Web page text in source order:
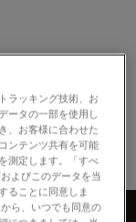
ラッキング技術、お
ータの一部を使用し
、お客様に合わせた
ンテンツ共有を可能
測定します。「すべ
よびこのデータを当
ることに同意しま
ら、いつでも同意の